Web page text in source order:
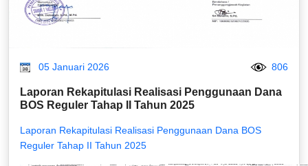
05 Januari 2026 806
Laporan Rekapitulasi Realisasi Penggunaan Dana
BOS Reguler Tahap II Tahun 2025
Laporan Rekapitulasi Realisasi Penggunaan Dana BOS
Reguler Tahap II Tahun 2025